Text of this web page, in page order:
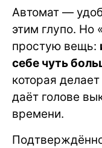
Автомат —
этим глупо. Но
простую вещь:
себе чуть
которая
даёт голове
времени.